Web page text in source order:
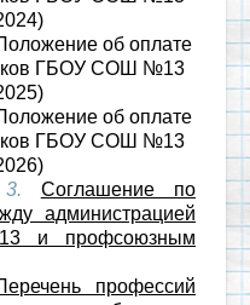
об оплате
ГБОУ СОШ №13
об оплате
ГБОУ СОШ №13
Соглашение по
администрацией
и профсоюзным
профессий